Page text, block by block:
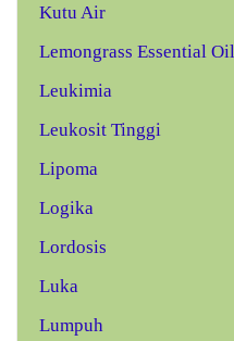
Kutu Air
Lemongrass Essential Oil
Leukimia
Leukosit Tinggi
Lipoma
Logika
Lordosis
Luka
Lumpuh